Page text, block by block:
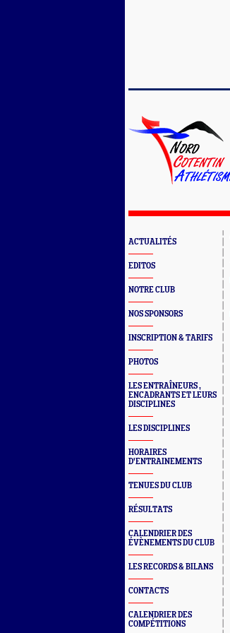
ACTUALITÉS
EDITOS
NOTRE CLUB
NOS SPONSORS
INSCRIPTION & TARIFS
PHOTOS
LES ENTRAÎNEURS ,
ENCADRANTS ET LEURS
DISCIPLINES
LES DISCIPLINES
HORAIRES
D'ENTRAINEMENTS
TENUES DU CLUB
RÉSULTATS
CALENDRIER DES
ÉVÈNEMENTS DU CLUB
LES RECORDS & BILANS
CONTACTS
CALENDRIER DES
COMPÉTITIONS